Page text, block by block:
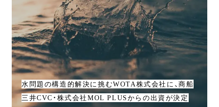
水問題の構造的解決に挑むWOTA株式会社に、商船
三井CVC・株式会社MOL PLUSからの出資が決定